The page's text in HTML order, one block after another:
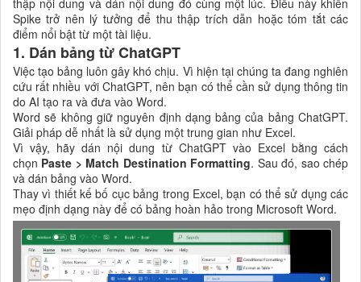
Spike trở nên lý tưởng để thu thập trích dẫn hoặc tóm tắt các
điểm nổi bật từ một tài liệu.
1. Dán bảng từ ChatGPT
Việc tạo bảng luôn gây khó chịu. Vì hiện tại chúng ta đang nghiên
cứu rất nhiều với ChatGPT, nên bạn có thể cần sử dụng thông tin
do AI tạo ra và đưa vào Word.
Word sẽ không giữ nguyên định dạng bảng của bảng ChatGPT.
Giải pháp dễ nhất là sử dụng một trung gian như Excel.
Vì vậy, hãy dán nội dung từ ChatGPT vào Excel bằng cách
chọn Paste > Match Destination Formatting. Sau đó, sao chép
và dán bảng vào Word.
Thay vì thiết kế bố cục bảng trong Excel, bạn có thể sử dụng các
mẹo định dạng này để có bảng hoàn hảo trong Microsoft Word.